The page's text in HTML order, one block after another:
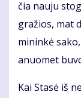
čia nau­ju
gra­žios, mat
mi­nin­kė
anuo­met
Kai Sta­sė iš